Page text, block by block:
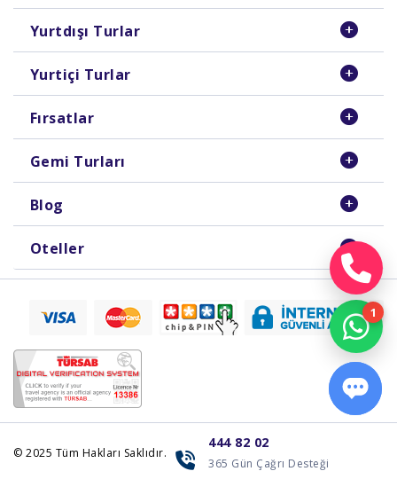
Yurtdışı Turlar
Yurtiçi Turlar
Fırsatlar
Gemi Turları
Blog
Oteller
© 2025 Tüm Hakları Saklıdır.
444 82 02
365 Gün Çağrı Desteği